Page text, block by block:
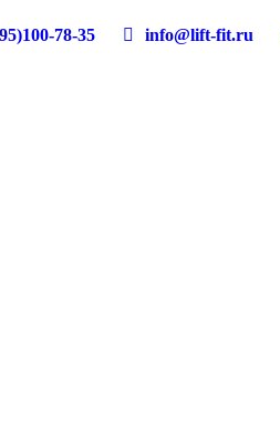
78-35 info@lift-fit.ru